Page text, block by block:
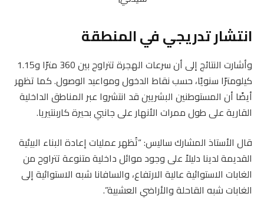
انتشار تدريجي في المنطقة
وأشارت النتائج إلى أن سرعات الهجرة تتراوح بين 360 مترًا و1.15
كيلومترًا سنويًا، حسب نقاط الدخول ومواعيد الوصول. كما تظهر
أيضًا أن المستوطنين البشريين قد انتشروا عبر المناطق الداخلية
القارية على طول ممرات الأنهار على جانبي بحيرة كاربنتيريا.
قال الأستاذ المشارك ساليس: “تُظهر عمليات إعادة البناء البيئية
القديمة لدينا دليلاً على وجود موائل داخلية متنوعة تتراوح من
الغابات الاستوائية عالية الارتفاع، والسافانا شبه الاستوائية إلى
الغابات شبه القاحلة والأراضي العشبية”.